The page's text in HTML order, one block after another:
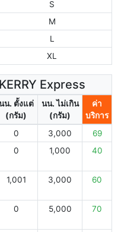
S
M
L
XL
Express
น. ตั้งแต่
(กรัม)
นน. ไม่เกิน
(กรัม)
ค่า
บริการ
0 3,000
69
0 1,000 40
1,001 3,000 60
0 5,000 70